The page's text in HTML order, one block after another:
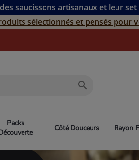
saucissons artisanaux et leur
sélectionnés et pensés pour
search
Packs
Côté Douceurs Rayon